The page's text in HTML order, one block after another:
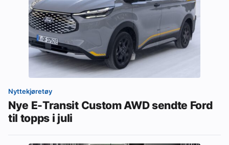
Nyttekjøretøy
Nye E-Transit Custom AWD sendte Ford
til topps i juli